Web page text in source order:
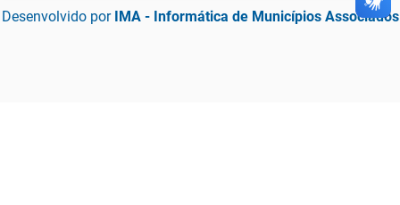
Desenvolvido por IMA - Informática de Municípios Associados